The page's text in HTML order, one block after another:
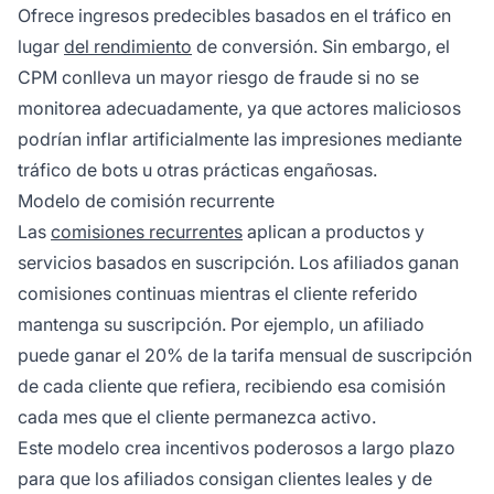
Ofrece ingresos predecibles basados en el tráfico en
lugar del rendimiento de conversión. Sin embargo, el
CPM conlleva un mayor riesgo de fraude si no se
monitorea adecuadamente, ya que actores maliciosos
podrían inflar artificialmente las impresiones mediante
tráfico de bots u otras prácticas engañosas.
Modelo de comisión recurrente
Las comisiones recurrentes aplican a productos y
servicios basados en suscripción. Los afiliados ganan
comisiones continuas mientras el cliente referido
mantenga su suscripción. Por ejemplo, un afiliado
puede ganar el 20% de la tarifa mensual de suscripción
de cada cliente que refiera, recibiendo esa comisión
cada mes que el cliente permanezca activo.
Este modelo crea incentivos poderosos a largo plazo
para que los afiliados consigan clientes leales y de